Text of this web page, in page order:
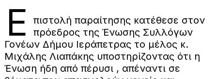
Ε
πιστολή παραίτησης κατέθεσε στον
πρόεδρος της Ένωσης Συλλόγων
Γονέων Δήμου Ιεράπετρας το μέλος κ.
Μιχάλης Λιαπάκης υποστηρίζοντας ότι η
Ένωση ήδη από πέρυσι , απέναντι σε